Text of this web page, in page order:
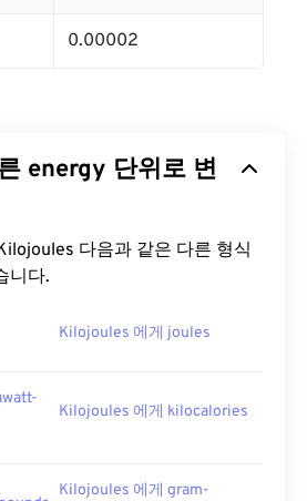
0.00002
energy 단위로 변
다음과 같은 다른 형식
니다.
Kilojoules 에게 joules
Kilojoules 에게 kilocalories
Kilojoules 에게 gram-